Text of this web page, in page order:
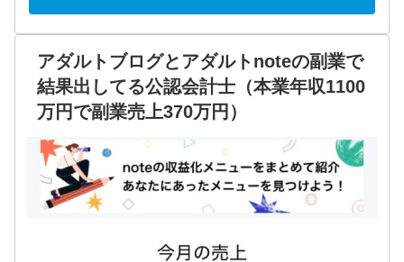
アダルトブログとアダルトnoteの副業で
結果出してる公認会計士（本業年収1100
万円で副業売上370万円）